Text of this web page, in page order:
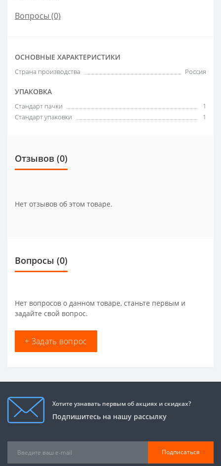
Вопросы (0)
ОСНОВНЫЕ ХАРАКТЕРИСТИКИ
Страна производства Россия
УПАКОВКА
Стандарт пачки
1
Стандарт упаковки
1
Отзывов (0)
Нет отзывов об этом товаре.
Вопросы (0)
Нет вопросов о данном товаре, станьте первым и
задайте свой вопрос.
+ Задать вопрос
Хотите узнавать первым об акциях и скидках?
Подпишитесь на нашу рассылку
Подписаться